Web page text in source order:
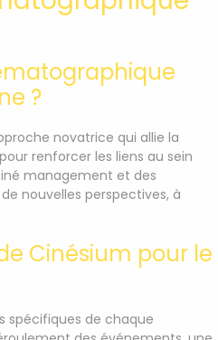
?
novatrice qui allie la
renforcer les liens au sein
management et des
nouvelles perspectives, à
Cinésium pour le
spécifiques de chaque